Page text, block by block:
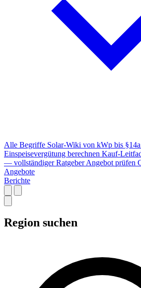
Alle Begriffe Solar-Wiki von kWp bis §14a
Einspeisevergütung berechnen Kauf-
— vollständiger Ratgeber Angebot prüfen
Angebote
Berichte
Region suchen